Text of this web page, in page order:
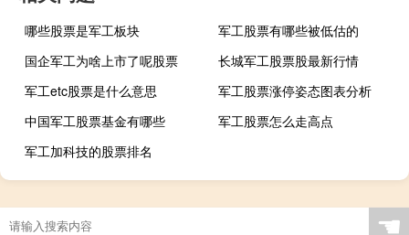
哪些股票是军工板块
军工股票有哪些被低估的
国企军工为啥上市了呢股票
长城军工股票股最新行情
军工etc股票是什么意思
军工股票涨停姿态图表分析
中国军工股票基金有哪些
军工股票怎么走高点
军工加科技的股票排名
☚